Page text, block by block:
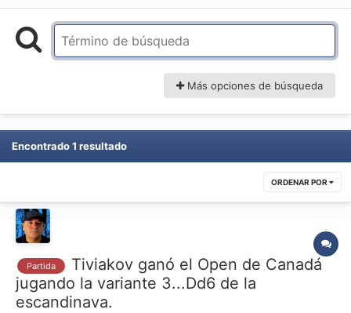
Más opciones de búsqueda
Encontrado 1 resultado
ORDENAR POR
Partida
Tiviakov ganó el Open de Canadá
jugando la variante 3...Dd6 de la
escandinava.